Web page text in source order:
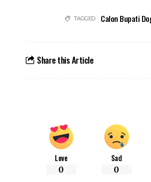
TAGGED: Calon Bupati
Share this Article
Love
0
Sad
0